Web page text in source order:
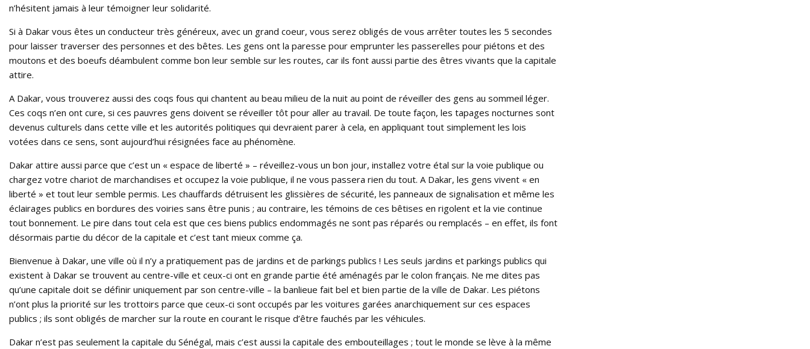
n’hésitent jamais à leur témoigner leur solidarité.
Si à Dakar vous êtes un conducteur très généreux, avec un grand coeur, vous serez obligés de vous arrêter toutes les 5 secondes
pour laisser traverser des personnes et des bêtes. Les gens ont la paresse pour emprunter les passerelles pour piétons et des
moutons et des boeufs déambulent comme bon leur semble sur les routes, car ils font aussi partie des êtres vivants que la capitale
attire.
A Dakar, vous trouverez aussi des coqs fous qui chantent au beau milieu de la nuit au point de réveiller des gens au sommeil léger.
Ces coqs n’en ont cure, si ces pauvres gens doivent se réveiller tôt pour aller au travail. De toute façon, les tapages nocturnes sont
devenus culturels dans cette ville et les autorités politiques qui devraient parer à cela, en appliquant tout simplement les lois
votées dans ce sens, sont aujourd’hui résignées face au phénomène.
Dakar attire aussi parce que c’est un « espace de liberté » – réveillez-vous un bon jour, installez votre étal sur la voie publique ou
chargez votre chariot de marchandises et occupez la voie publique, il ne vous passera rien du tout. A Dakar, les gens vivent « en
liberté » et tout leur semble permis. Les chauffards détruisent les glissières de sécurité, les panneaux de signalisation et même les
éclairages publics en bordures des voiries sans être punis ; au contraire, les témoins de ces bêtises en rigolent et la vie continue
tout bonnement. Le pire dans tout cela est que ces biens publics endommagés ne sont pas réparés ou remplacés – en effet, ils font
désormais partie du décor de la capitale et c’est tant mieux comme ça.
Bienvenue à Dakar, une ville où il n’y a pratiquement pas de jardins et de parkings publics ! Les seuls jardins et parkings publics qui
existent à Dakar se trouvent au centre-ville et ceux-ci ont en grande partie été aménagés par le colon français. Ne me dites pas
qu’une capitale doit se définir uniquement par son centre-ville – la banlieue fait bel et bien partie de la ville de Dakar. Les piétons
n’ont plus la priorité sur les trottoirs parce que ceux-ci sont occupés par les voitures garées anarchiquement sur ces espaces
publics ; ils sont obligés de marcher sur la route en courant le risque d’être fauchés par les véhicules.
Dakar n’est pas seulement la capitale du Sénégal, mais c’est aussi la capitale des embouteillages ; tout le monde se lève à la même